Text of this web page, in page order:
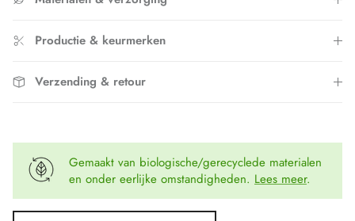
Productie & keurmerken
Verzending & retour
Gemaakt van biologische/gerecyclede materialen
en onder eerlijke omstandigheden. Lees meer.